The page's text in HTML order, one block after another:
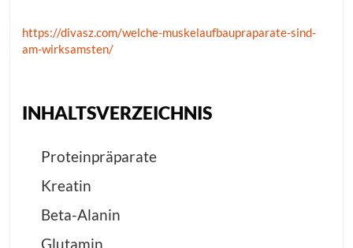
https://divasz.com/welche-muskelaufbaupraparate-sind-
am-wirksamsten/
INHALTSVERZEICHNIS
Proteinpräparate
Kreatin
Beta-Alanin
Glutamin